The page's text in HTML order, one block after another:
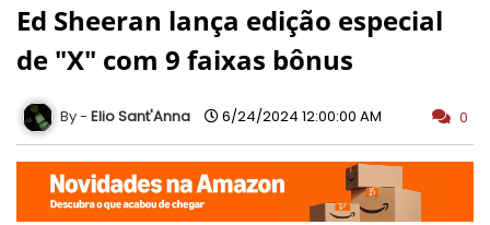
Ed Sheeran lança edição especial
de "X" com 9 faixas bônus
Elio Sant'Anna 6/24/2024 12:00:00 AM 0